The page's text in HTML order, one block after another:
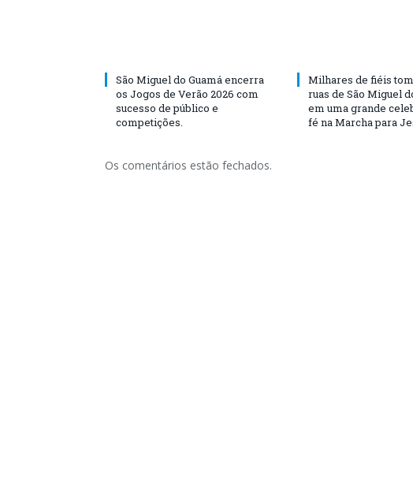
São Miguel do Guamá encerra
os Jogos de Verão 2026 com
sucesso de público e
competições.
Milhares de fiéis
ruas de São Miguel
em uma grande
fé na Marcha para
Os comentários estão fechados.